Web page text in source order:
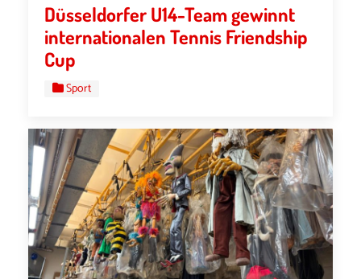
Düsseldorfer U14-Team gewinnt
internationalen Tennis Friendship
Cup
Sport